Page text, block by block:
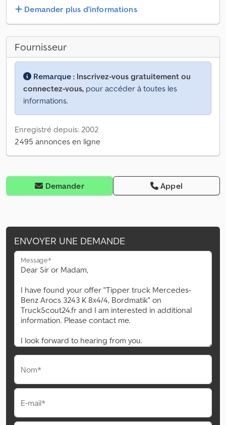
Demander plus d'informations
Fournisseur
Remarque : Inscrivez-vous gratuitement ou
connectez-vous, pour accéder à toutes les
informations.
Enregistré depuis: 2002
2 495 annonces en ligne
Demander Appel
ENVOYER UNE DEMANDE
Message*
Nom*
E-mail*